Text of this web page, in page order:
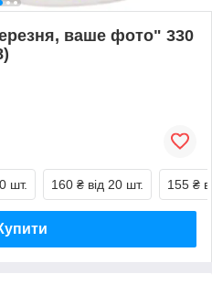
ваше фото" 330
шт. 160 ₴ від 20 шт. 155 ₴